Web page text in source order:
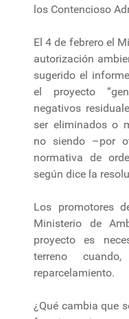
los Contencioso
El 4 de febrero el
autorización
sugerido el
el proyecto
negativos
ser eliminados o
no siendo –por
normativa de
según dice la
Los promotores
Ministerio de
proyecto es
terreno
reparcelamiento.
¿Qué cambia que